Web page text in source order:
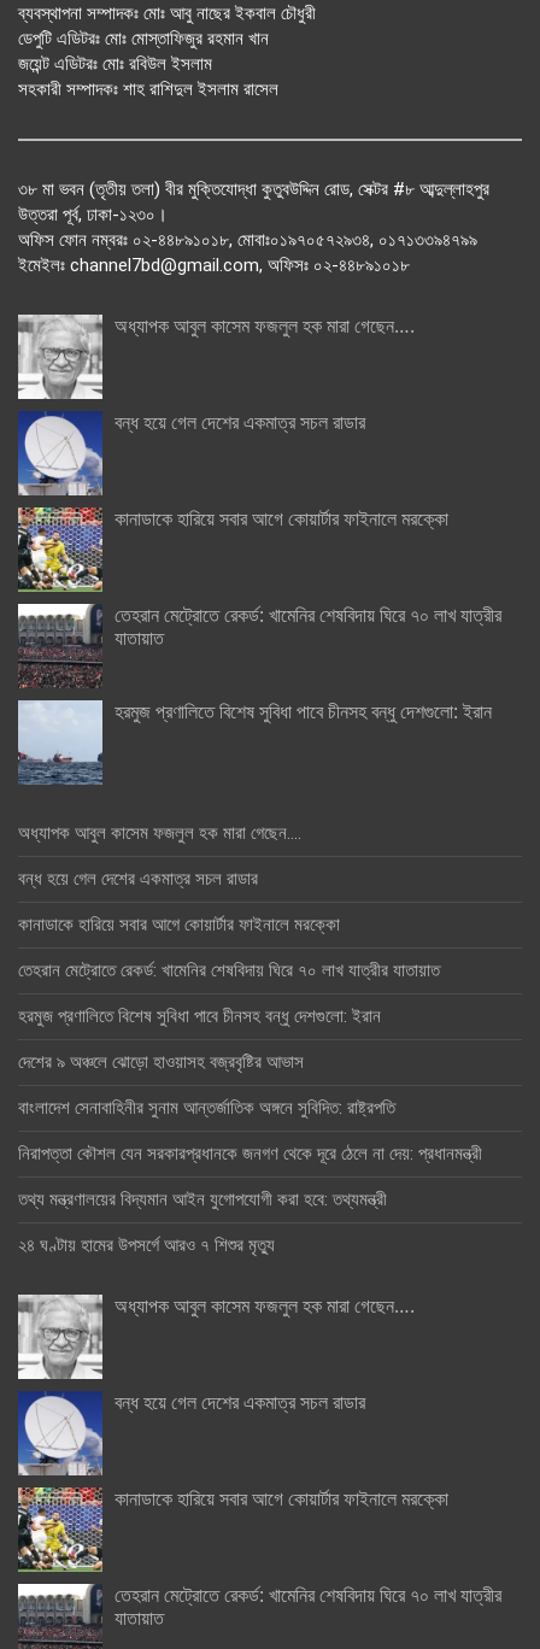
ব্যবস্থাপনা সম্পাদকঃ মোঃ আবু নাছের ইকবাল চৌধুরী
ডেপুটি এডিটরঃ মোঃ মোস্তাফিজুর রহমান খান
জয়েন্ট এডিটরঃ মোঃ রবিউল ইসলাম
সহকারী সম্পাদকঃ শাহ রাশিদুল ইসলাম রাসেল
৩৮ মা ভবন (তৃতীয় তলা) বীর মুক্তিযোদ্ধা কুতুবউদ্দিন রোড, সেক্টর #৮ আব্দুল্লাহপুর
উত্তরা পূর্ব, ঢাকা-১২৩০।
অফিস ফোন নম্বরঃ ০২-৪৪৮৯১০১৮, মোবাঃ০১৯৭০৫৭২৯৩৪, ০১৭১৩৩৯৪৭৯৯
ইমেইলঃ channel7bd@gmail.com, অফিসঃ ০২-৪৪৮৯১০১৮
অধ্যাপক আবুল কাসেম ফজলুল হক মারা গেছেন….
বন্ধ হয়ে গেল দেশের একমাত্র সচল রাডার
কানাডাকে হারিয়ে সবার আগে কোয়ার্টার ফাইনালে মরক্কো
তেহরান মেট্রোতে রেকর্ড: খামেনির শেষবিদায় ঘিরে ৭০ লাখ যাত্রীর
যাতায়াত
হরমুজ প্রণালিতে বিশেষ সুবিধা পাবে চীনসহ বন্ধু দেশগুলো: ইরান
অধ্যাপক আবুল কাসেম ফজলুল হক মারা গেছেন….
বন্ধ হয়ে গেল দেশের একমাত্র সচল রাডার
কানাডাকে হারিয়ে সবার আগে কোয়ার্টার ফাইনালে মরক্কো
তেহরান মেট্রোতে রেকর্ড: খামেনির শেষবিদায় ঘিরে ৭০ লাখ যাত্রীর যাতায়াত
হরমুজ প্রণালিতে বিশেষ সুবিধা পাবে চীনসহ বন্ধু দেশগুলো: ইরান
দেশের ৯ অঞ্চলে ঝোড়ো হাওয়াসহ বজ্রবৃষ্টির আভাস
বাংলাদেশ সেনাবাহিনীর সুনাম আন্তর্জাতিক অঙ্গনে সুবিদিত: রাষ্ট্রপতি
নিরাপত্তা কৌশল যেন সরকারপ্রধানকে জনগণ থেকে দূরে ঠেলে না দেয়: প্রধানমন্ত্রী
তথ্য মন্ত্রণালয়ের বিদ্যমান আইন যুগোপযোগী করা হবে: তথ্যমন্ত্রী
২৪ ঘণ্টায় হামের উপসর্গে আরও ৭ শিশুর মৃত্যু
অধ্যাপক আবুল কাসেম ফজলুল হক মারা গেছেন….
বন্ধ হয়ে গেল দেশের একমাত্র সচল রাডার
কানাডাকে হারিয়ে সবার আগে কোয়ার্টার ফাইনালে মরক্কো
তেহরান মেট্রোতে রেকর্ড: খামেনির শেষবিদায় ঘিরে ৭০ লাখ যাত্রীর
যাতায়াত